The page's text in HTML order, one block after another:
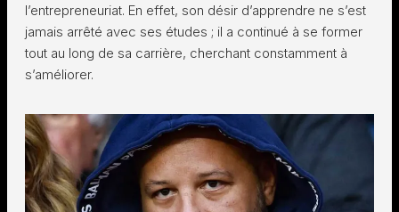
l’entrepreneuriat. En effet, son désir d’apprendre ne s’est
jamais arrêté avec ses études ; il a continué à se former
tout au long de sa carrière, cherchant constamment à
s’améliorer.